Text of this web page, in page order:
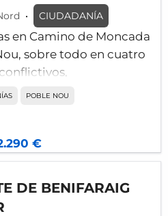
• CIUDADANÍA
en Camino de Moncada
sobre todo en cuatro
personas con
POBLE NOU
€
DE BENIFARAIG